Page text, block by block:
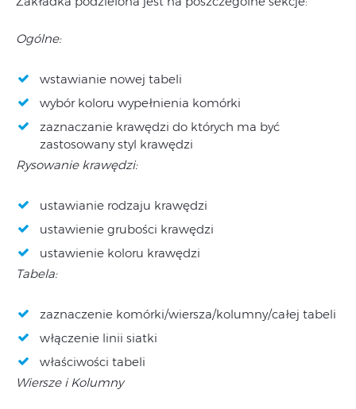
Ogólne:
wstawianie nowej tabeli
wybór koloru wypełnienia komórki
zaznaczanie krawędzi do których ma być
zastosowany styl krawędzi
Rysowanie krawędzi:
ustawianie rodzaju krawędzi
ustawienie grubości krawędzi
ustawienie koloru krawędzi
Tabela:
zaznaczenie komórki/wiersza/kolumny/całej tabeli
włączenie linii siatki
właściwości tabeli
Wiersze i Kolumny